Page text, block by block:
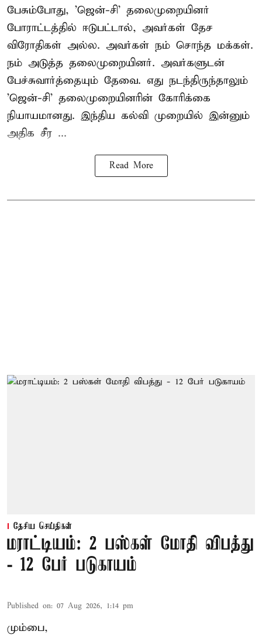
பேசும்போது, 'ஜென்-சி' தலைமுறையினர்
போராட்டத்தில் ஈடுபட்டால், அவர்கள் தேச
விரோதிகள் அல்ல. அவர்கள் நம் சொந்த மக்கள்.
நம் அடுத்த தலைமுறையினர். அவர்களுடன்
பேச்சுவார்த்தையும் தேவை. எது நடந்திருந்தாலும்
'ஜென்-சி' தலைமுறையினரின் கோரிக்கை
நியாயமானது. இந்திய கல்வி முறையில் இன்னும்
அதிக சீர ...
Read More
தேசிய செய்திகள்
மராட்டியம்: 2 பஸ்கள் மோதி விபத்து
- 12 பேர் படுகாயம்
Published on: 07 Aug 2026, 1:14 pm
மும்பை,